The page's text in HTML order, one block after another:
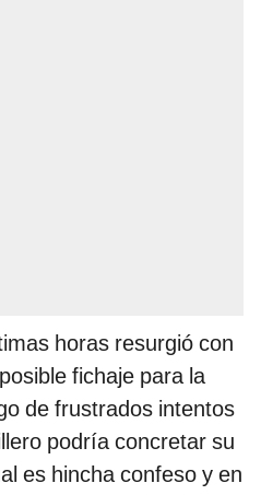
horas resurgió con
fichaje para la
de frustrados intentos
podría concretar su
es hincha confeso y en